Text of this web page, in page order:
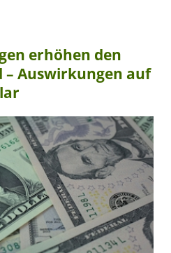
erhöhen den
– Auswirkungen auf